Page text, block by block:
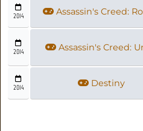
2014 Assassin's Creed:
2014 Assassin's Creed:
2014 Destiny